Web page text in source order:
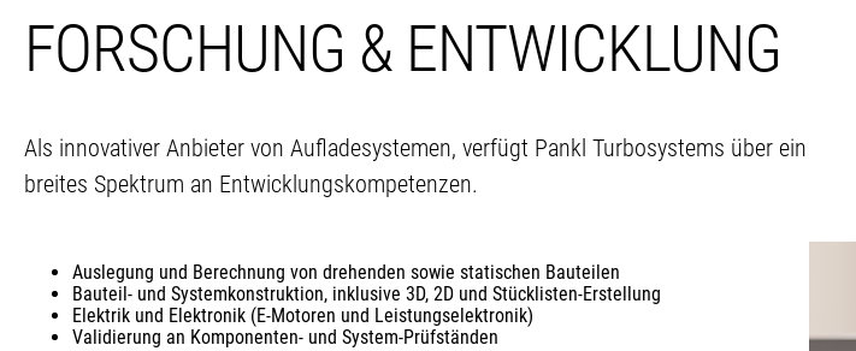
FORSCHUNG & ENTWICKLUNG
Als innovativer Anbieter von Aufladesystemen, verfügt Pankl Turbosystems über ein
breites Spektrum an Entwicklungskompetenzen.
Auslegung und Berechnung von drehenden sowie statischen Bauteilen
Bauteil- und Systemkonstruktion, inklusive 3D, 2D und Stücklisten-Erstellung
Elektrik und Elektronik (E-Motoren und Leistungselektronik)
Validierung an Komponenten- und System-Prüfständen